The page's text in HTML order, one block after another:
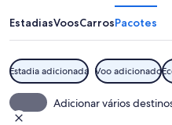
EstadiasVoosCarrosPacotes
Estadia adicionada Voo adicionado
Adicionar vários